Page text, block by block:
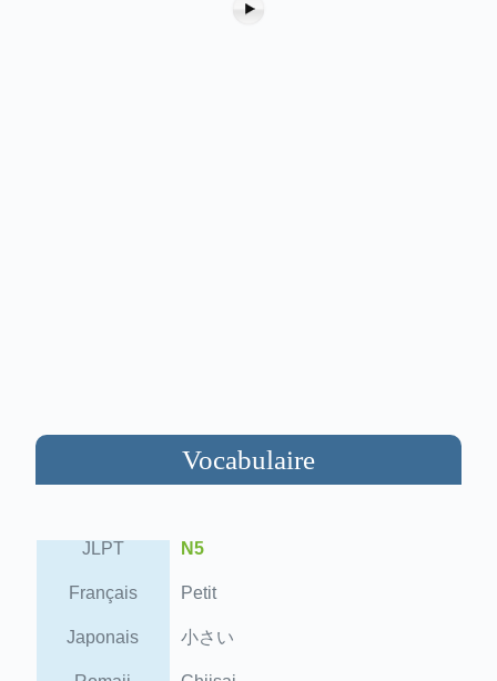
Vocabulaire
JLPT N5
Français Petit
Japonais 小さい